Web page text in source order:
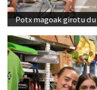
Potx magoak girotu